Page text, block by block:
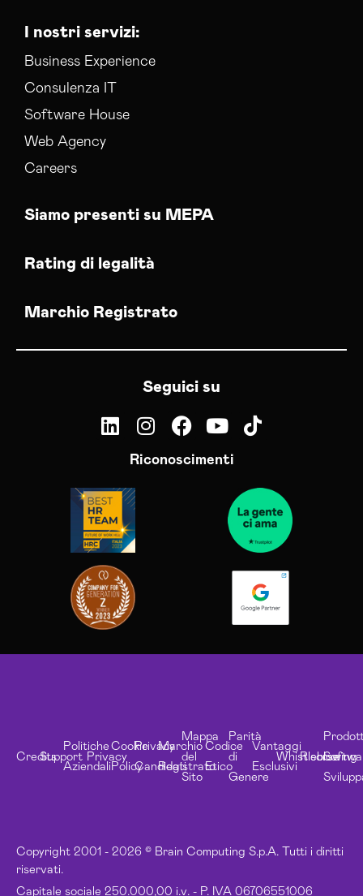
I nostri servizi:
Business Experience
Consulenza IT
Software House
Web Agency
Careers
Siamo presenti su MEPA
Rating di legalità
Marchio Registrato
Seguici su
Riconoscimenti
Copyright 2001 - 2026 © Brain Computing S.p.A. Tutti i diritti
riservati.
Capitale sociale 250.000,00 i.v. - P. IVA 06706551006
CreditsSupport
Politiche
Aziendali
Privacy
Cookie
Policy
Privacy
Candidati
Marchio
Registrato
Mappa
del
Sito
Codice
Etico
Parità
di
Genere
Vantaggi
Esclusivi
Whistleblowing
Risorse